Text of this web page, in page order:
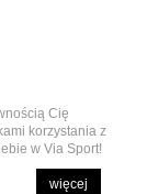
Cię
korzystania z
w Via Sport!
więcej